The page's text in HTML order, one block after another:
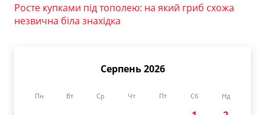
Росте купками під тополею: на який гриб схожа
незвична біла знахідка
Серпень 2026
Пн Вт Ср Чт Пт Сб Нд